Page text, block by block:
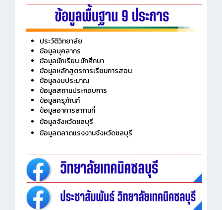
ประวัติวิทยาลัย
ข้อมูลบุคลากร
ข้อมูลนักเรียน นักศึกษา
ข้อมูลหลักสูตรการเรียนการสอน
ข้อมูลงบประมาณ
ข้อมูลสถานประกอบการ
ข้อมูลครุภัณฑ์
ข้อมูลอาคารสถานที่
ข้อมูลจังหวัดชลบุรี
ข้อมูลตลาดแรงงานจังหวัดชลบุรี